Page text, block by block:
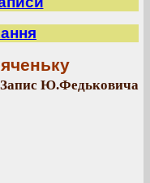
Запис Ю.Федьковича